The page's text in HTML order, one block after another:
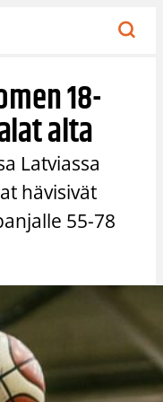
18-
alta
Latviassa
hävisivät
55-78